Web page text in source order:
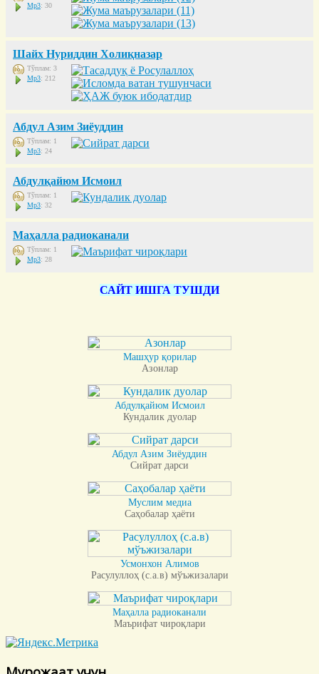
Mp3: 30
Шайх Нуриддин Холиқназар
Тўплам: 3
Mp3: 212
Абдул Азим Зиёуддин
Тўплам: 1
Mp3: 24
Абдулқайюм Исмоил
Тўплам: 1
Mp3: 32
Маҳалла радиоканали
Тўплам: 1
Mp3: 28
САЙТ ИШГА ТУШДИ
Машҳур қорилар
Азонлар
Абдулқайюм Исмоил
Кундалик дуолар
Абдул Азим Зиёуддин
Сийрат дарси
Муслим медиа
Саҳобалар ҳаёти
Усмонхон Алимов
Расулуллоҳ (с.а.в) мўъжизалари
Маҳалла радиоканали
Маърифат чироқлари